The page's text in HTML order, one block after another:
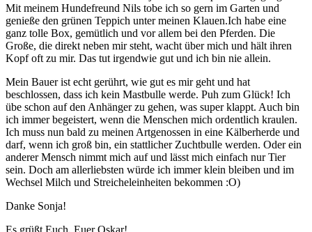
Mit meinem Hundefreund Nils tobe ich so gern im Garten und
genieße den grünen Teppich unter meinen Klauen.Ich habe eine
ganz tolle Box, gemütlich und vor allem bei den Pferden. Die
Große, die direkt neben mir steht, wacht über mich und hält ihren
Kopf oft zu mir. Das tut irgendwie gut und ich bin nie allein.
Mein Bauer ist echt gerührt, wie gut es mir geht und hat
beschlossen, dass ich kein Mastbulle werde. Puh zum Glück! Ich
übe schon auf den Anhänger zu gehen, was super klappt. Auch bin
ich immer begeistert, wenn die Menschen mich ordentlich kraulen.
Ich muss nun bald zu meinen Artgenossen in eine Kälberherde und
darf, wenn ich groß bin, ein stattlicher Zuchtbulle werden. Oder ein
anderer Mensch nimmt mich auf und lässt mich einfach nur Tier
sein. Doch am allerliebsten würde ich immer klein bleiben und im
Wechsel Milch und Streicheleinheiten bekommen :O)
Danke Sonja!
Es grüßt Euch, Euer Oskar!